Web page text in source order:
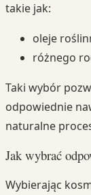
takie jak:
oleje
różnego
Taki wybór
odpowiednie
naturalne
Jak wybrać
Wybierając